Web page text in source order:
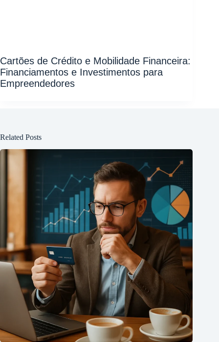
Cartões de Crédito e Mobilidade Financeira:
Financiamentos e Investimentos para
Empreendedores
Related Posts